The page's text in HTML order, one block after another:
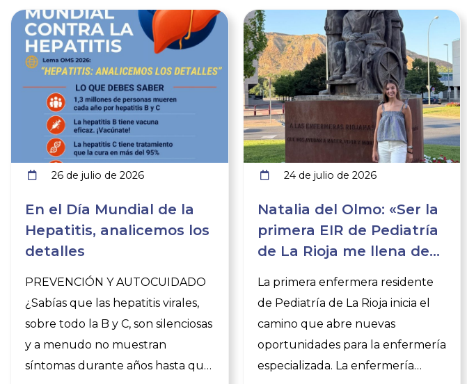
26 de julio de 2026
En el Día Mundial de la
Hepatitis, analicemos los
detalles
PREVENCIÓN Y AUTOCUIDADO
¿Sabías que las hepatitis virales,
sobre todo la B y C, son silenciosas
y a menudo no muestran
síntomas durante años hasta que
Ver noticia
24 de julio de 2026
Natalia del Olmo: «Ser la
primera EIR de Pediatría
de La Rioja me llena de
responsabilidad»
La primera enfermera residente
de Pediatría de La Rioja inicia el
camino que abre nuevas
oportunidades para la enfermería
especializada. La enfermería
Ver noticia